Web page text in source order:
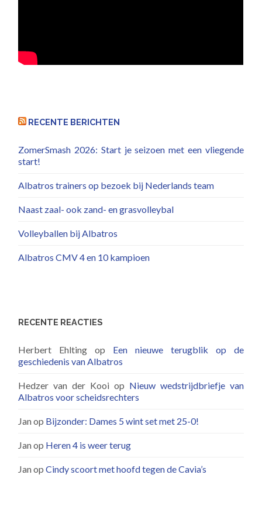
RECENTE BERICHTEN
ZomerSmash 2026: Start je seizoen met een vliegende
start!
Albatros trainers op bezoek bij Nederlands team
Naast zaal- ook zand- en grasvolleybal
Volleyballen bij Albatros
Albatros CMV 4 en 10 kampioen
RECENTE REACTIES
Herbert Ehlting op Een nieuwe terugblik op de
geschiedenis van Albatros
Hedzer van der Kooi op Nieuw wedstrijdbriefje van
Albatros voor scheidsrechters
Janop Bijzonder: Dames 5 wint set met 25-0!
Janop Heren 4 is weer terug
JanopCindy scoort met hoofd tegen de Cavia’s